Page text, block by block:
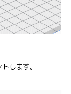
します。